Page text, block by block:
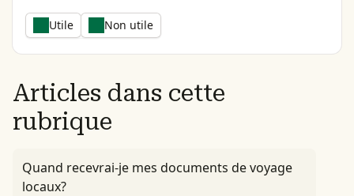
Utile Non utile
Articles dans cette
rubrique
Quand recevrai-je mes documents de voyage
locaux?